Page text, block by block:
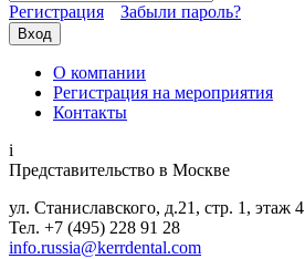
Регистрация Забыли пароль?
Вход
О компании
Регистрация на мероприятия
Контакты
i
Представительство в Москве
ул. Станиславского, д.21, стр. 1, этаж 4
Тел. +7 (495) 228 91 28
info.russia@kerrdental.com